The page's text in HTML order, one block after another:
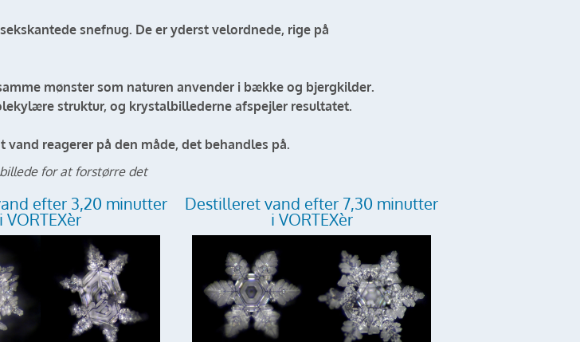
snefnug. De er yderst velordnede, rige på
mønster som naturen anvender i bække og bjergkilder.
struktur, og krystalbillederne afspejler resultatet.
reagerer på den måde, det behandles på.
for at forstørre det
efter 3,20 minutter
i VORTEXèr
Destilleret vand efter 7,30 minutter
i VORTEXèr